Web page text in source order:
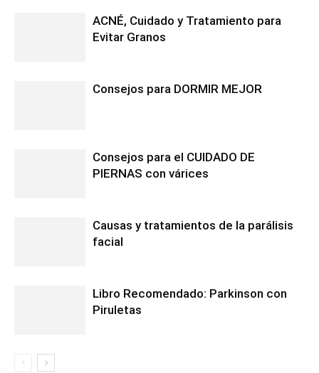
ACNÉ, Cuidado y Tratamiento para
Evitar Granos
Consejos para DORMIR MEJOR
Consejos para el CUIDADO DE
PIERNAS con várices
Causas y tratamientos de la parálisis
facial
Libro Recomendado: Parkinson con
Piruletas